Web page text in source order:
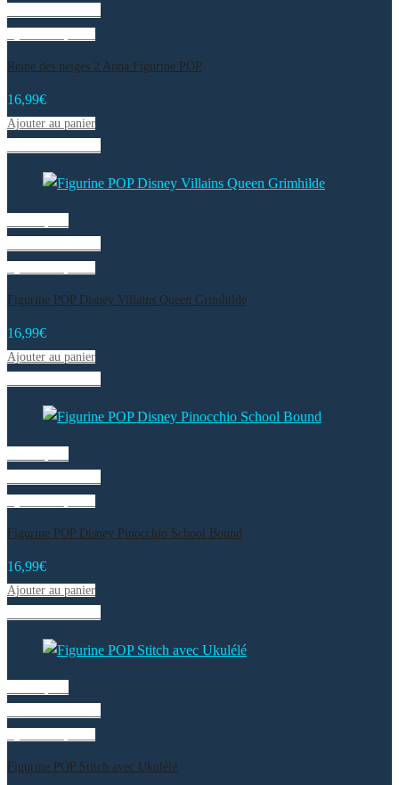
Reine des neiges 2 Anna Figurine POP
16,99€
Ajouter au panier
Figurine POP Disney Villains Queen Grimhilde
16,99€
Ajouter au panier
Figurine POP Disney Pinocchio School Bound
16,99€
Ajouter au panier
Figurine POP Stitch avec Ukulélé